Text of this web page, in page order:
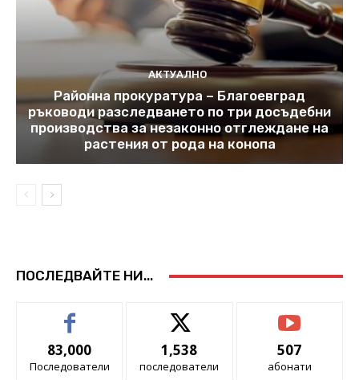
АКТУАЛНО
Районна прокуратура – Благоевград
ръководи разследването по три досъдебни
производства за незаконно отглеждане на
растения от рода на конопа
ПОСЛЕДВАЙТЕ НИ...
83,000
Последователи
1,538
последователи
507
абонати